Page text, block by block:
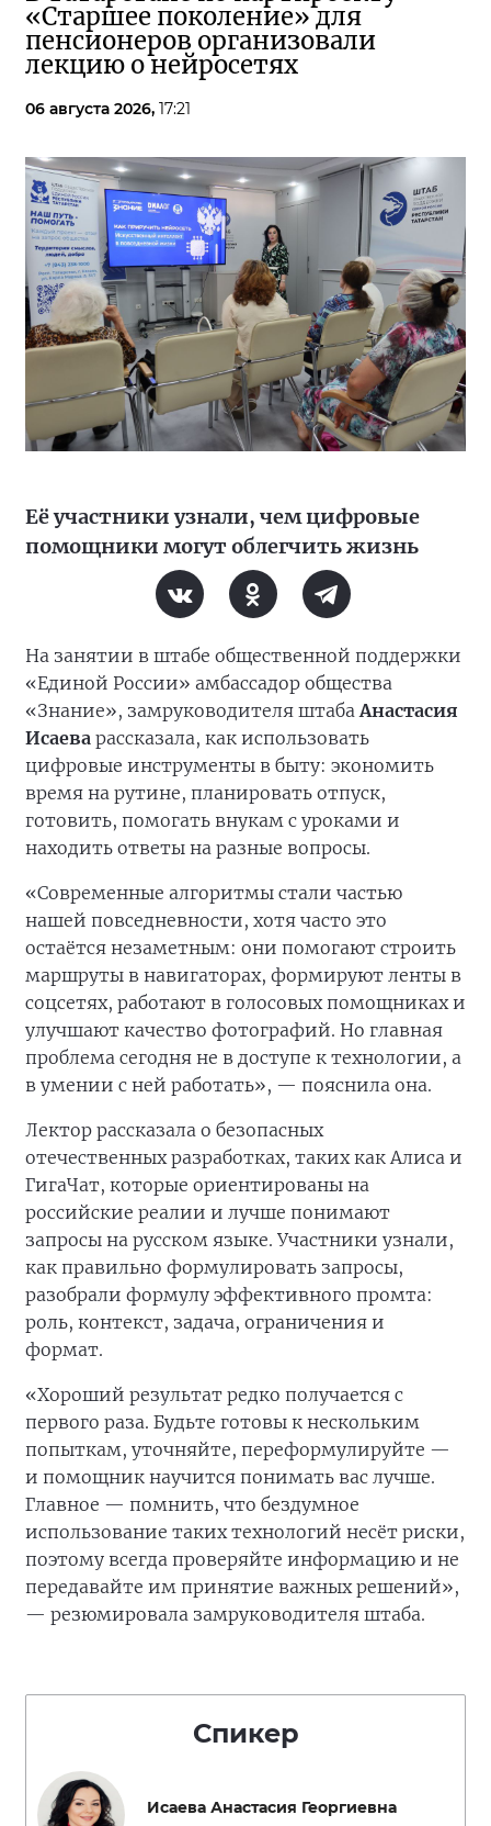
«Старшее поколение» для
пенсионеров организовали
лекцию о нейросетях
06 августа 2026, 17:21
Её участники узнали, чем цифровые
помощники могут облегчить жизнь
На занятии в штабе общественной поддержки
«Единой России» амбассадор общества
«Знание», замруководителя штабаАнастасия
Исаева рассказала, как использовать
цифровые инструменты в быту: экономить
время на рутине, планировать отпуск,
готовить, помогать внукам с уроками и
находить ответы на разные вопросы.
«Современные алгоритмы стали частью
нашей повседневности, хотя часто это
остаётся незаметным: они помогают строить
маршруты в навигаторах, формируют ленты в
соцсетях, работают в голосовых помощниках и
улучшают качество фотографий. Но главная
проблема сегодня не в доступе к технологии, а
в умении с ней работать», — пояснила она.
Лектор рассказала о безопасных
отечественных разработках, таких как Алиса и
ГигаЧат, которые ориентированы на
российские реалии и лучше понимают
запросы на русском языке. Участники узнали,
как правильно формулировать запросы,
разобрали формулу эффективного промта:
роль, контекст, задача, ограничения и
формат.
«Хороший результат редко получается с
первого раза. Будьте готовы к нескольким
попыткам, уточняйте, переформулируйте —
и помощник научится понимать вас лучше.
Главное — помнить, что бездумное
использование таких технологий несёт риски,
поэтому всегда проверяйте информацию и не
передавайте им принятие важных решений»,
— резюмировала замруководителя штаба.
Спикер
Исаева Анастасия Георгиевна